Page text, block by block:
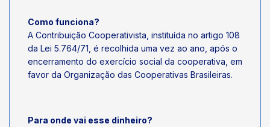
Como funciona?
A Contribuição Cooperativista, instituída no artigo 108
da Lei 5.764/71, é recolhida uma vez ao ano, após o
encerramento do exercício social da cooperativa, em
favor da Organização das Cooperativas Brasileiras.
Para onde vai esse dinheiro?